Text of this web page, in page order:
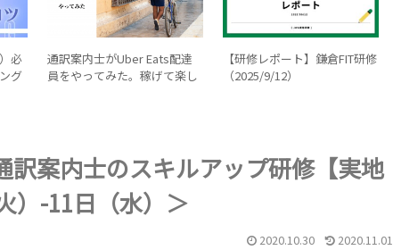
必
グ
通訳案内士がUber Eats配達
員をやってみた。稼げて楽し
【研修レポート】鎌倉FIT研修
（2025/9/12）
案内士のスキルアップ研修【実地
）-11日（水）＞
2020.10.30 2020.11.01